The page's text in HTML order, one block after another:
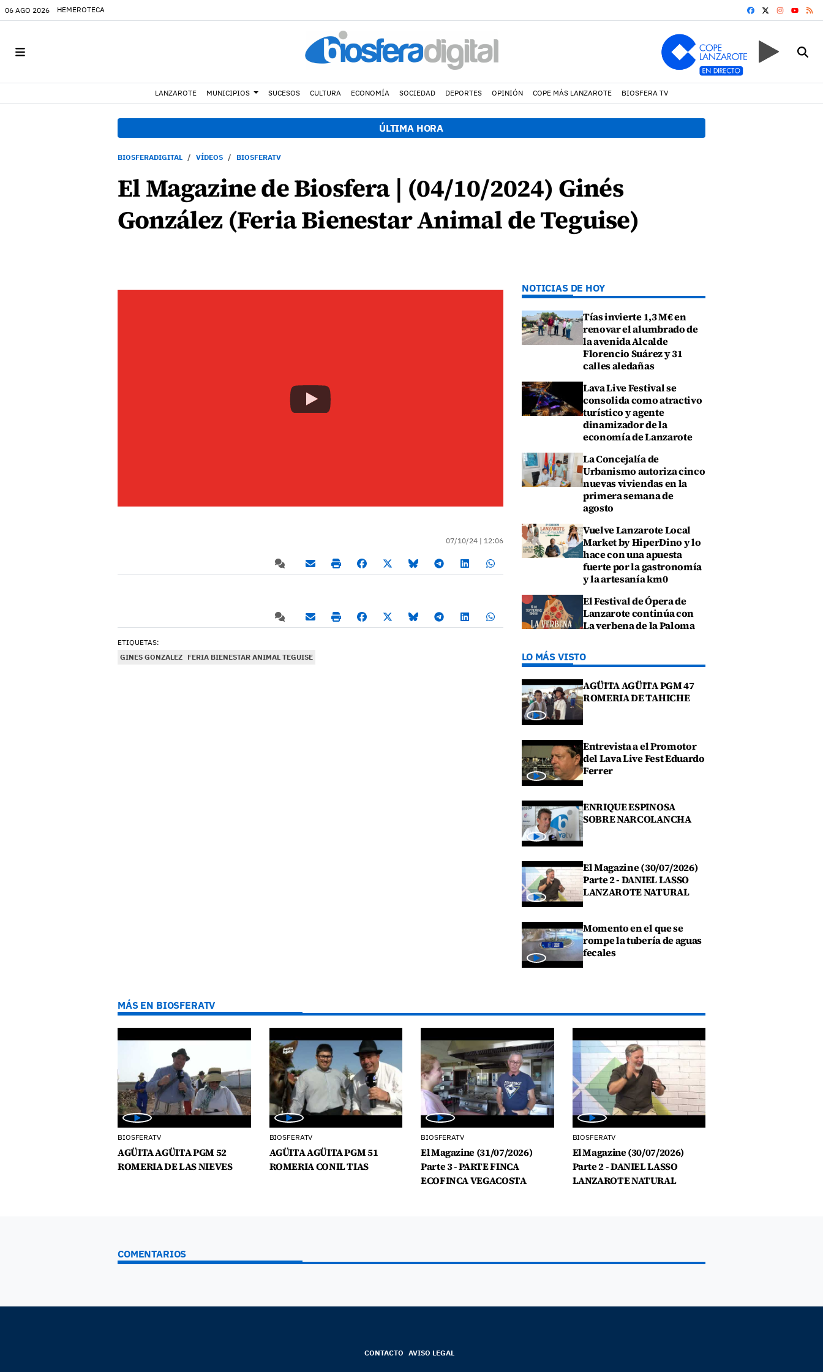
06 AGO 2026 HEMEROTECA FACEBOOK
YOUTUBE
LANZAROTE MUNICIPIOS SUCESOS CULTURA ECONOMÍA SOCIEDAD DEPORTES OPINIÓN COPE MÁS LANZAROTE BIOSFERA TV
ÚLTIMA HORA
BIOSFERADIGITAL VÍDEOS BIOSFERATV
El Magazine de Biosfera | (04/10/2024) Ginés
González (Feria Bienestar Animal de Teguise)
07/10/24 | 12:06
ETIQUETAS:
GINES GONZALEZ FERIA BIENESTAR ANIMAL TEGUISE
NOTICIAS DE HOY
Tías invierte 1,3 M€ en
renovar el alumbrado de
la avenida Alcalde
Florencio Suárez y 31
calles aledañas
Lava Live Festival se
consolida como atractivo
turístico y agente
dinamizador de la
economía de Lanzarote
La Concejalía de
Urbanismo autoriza cinco
nuevas viviendas en la
primera semana de
agosto
Vuelve Lanzarote Local
Market by HiperDino y lo
hace con una apuesta
fuerte por la gastronomía
y la artesanía km0
El Festival de Ópera de
Lanzarote continúa con
La verbena de la Paloma
LO MÁS VISTO
AGÜITA AGÜITA PGM 47
ROMERIA DE TAHICHE
Entrevista a el Promotor
del Lava Live Fest Eduardo
Ferrer
ENRIQUE ESPINOSA
SOBRE NARCOLANCHA
El Magazine (30/07/2026)
Parte 2 - DANIEL LASSO
LANZAROTE NATURAL
Momento en el que se
rompe la tubería de aguas
fecales
MÁS EN BIOSFERATV
BIOSFERATV
AGÜITA AGÜITA PGM 52
ROMERIA DE LAS NIEVES
BIOSFERATV
AGÜITA AGÜITA PGM 51
ROMERIA CONIL TIAS
BIOSFERATV
El Magazine (31/07/2026)
Parte 3 - PARTE FINCA
ECOFINCA VEGACOSTA
BIOSFERATV
El Magazine (30/07/2026)
Parte 2 - DANIEL LASSO
LANZAROTE NATURAL
COMENTARIOS
CONTACTO AVISO LEGAL